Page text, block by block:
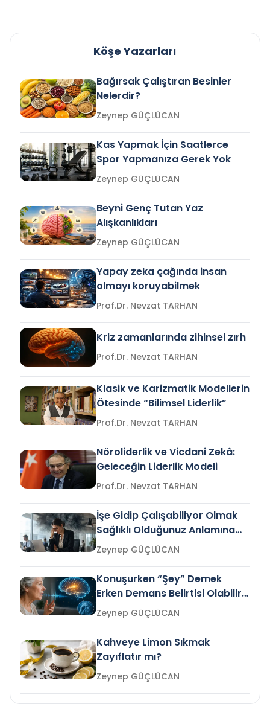
Köşe Yazarları
Bağırsak Çalıştıran Besinler
Nelerdir?
Zeynep GÜÇLÜCAN
Kas Yapmak İçin Saatlerce
Spor Yapmanıza Gerek Yok
Zeynep GÜÇLÜCAN
Beyni Genç Tutan Yaz
Alışkanlıkları
Zeynep GÜÇLÜCAN
Yapay zeka çağında insan
olmayı koruyabilmek
Prof.Dr. Nevzat TARHAN
Kriz zamanlarında zihinsel zırh
Prof.Dr. Nevzat TARHAN
Klasik ve Karizmatik Modellerin
Ötesinde “Bilimsel Liderlik”
Prof.Dr. Nevzat TARHAN
Nöroliderlik ve Vicdani Zekâ:
Geleceğin Liderlik Modeli
Prof.Dr. Nevzat TARHAN
İşe Gidip Çalışabiliyor Olmak
Sağlıklı Olduğunuz Anlamına
Gelir mi?Zeynep GÜÇLÜCAN
Konuşurken “Şey” Demek
Erken Demans Belirtisi Olabilir
mi?
Zeynep GÜÇLÜCAN
Kahveye Limon Sıkmak
Zayıflatır mı?
Zeynep GÜÇLÜCAN